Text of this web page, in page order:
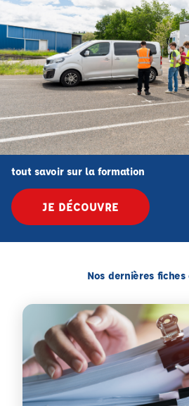
tout savoir sur la formation
JE DÉCOUVRE
Nos dernières fiches